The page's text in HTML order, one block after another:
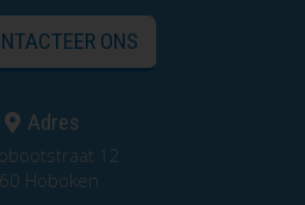
ONS
Adres
12
Hoboken